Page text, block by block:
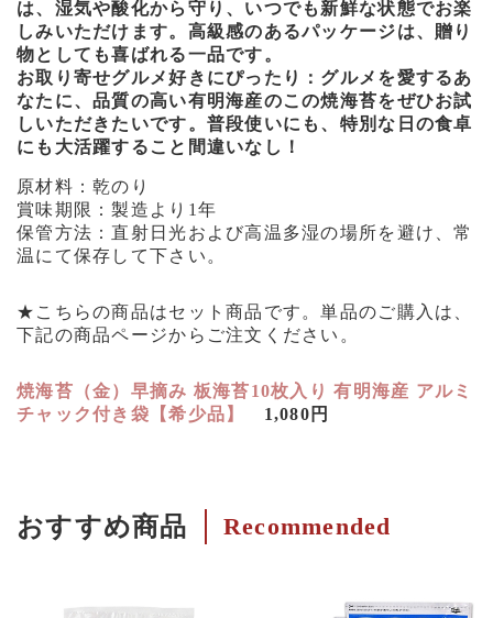
は、湿気や酸化から守り、いつでも新鮮な状態でお楽
しみいただけます。高級感のあるパッケージは、贈り
物としても喜ばれる一品です。
お取り寄せグルメ好きにぴったり：グルメを愛するあ
なたに、品質の高い有明海産のこの焼海苔をぜひお試
しいただきたいです。普段使いにも、特別な日の食卓
にも大活躍すること間違いなし！
原材料：乾のり
賞味期限：製造より1年
保管方法：直射日光および高温多湿の場所を避け、常
温にて保存して下さい。
★こちらの商品はセット商品です。単品のご購入は、
下記の商品ページからご注文ください。
焼海苔（金）早摘み 板海苔10枚入り 有明海産 アルミ
チャック付き袋【希少品】
1,080円
おすすめ商品 Recommended